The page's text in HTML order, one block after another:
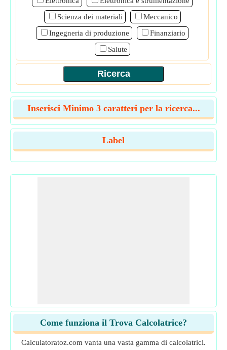
Scienza dei materiali
Meccanico
Ingegneria di produzione
Finanziario
Salute
Inserisci Minimo 3 caratteri per la ricerca...
Label
Come funziona il Trova Calcolatrice?
Calculatoratoz.com vanta una vasta gamma di calcolatrici.